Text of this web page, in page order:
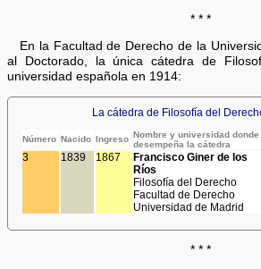
* * *
En la Facultad de Derecho de la
al Doctorado, la única cátedra de
universidad española en 1914:
La cátedra de Filosofía del
Número Nacido Ingreso Nombre y universidad donde
desempeña la cátedra
3 1839 1867
Francisco Giner de los
Ríos
Filosofía del Derecho
Facultad de Derecho
Universidad de Madrid
* * *